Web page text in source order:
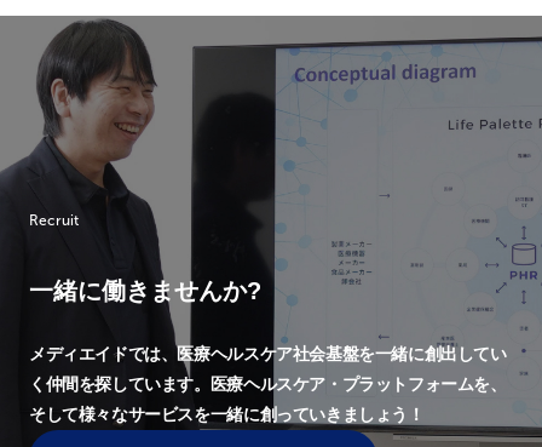
Recruit
一緒に働きませんか?
メディエイドでは、医療ヘルスケア社会基盤を一緒に創出してい
く仲間を探しています。
医療ヘルスケア・プラットフォームを、
そして様々なサービスを一緒に創っていきましょう！